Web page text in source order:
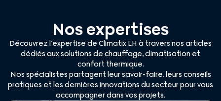
Nos expertises
Découvrez l’expertise de Climatix LH à travers nos articles
dédiés aux solutions de chauffage, climatisation et
confort thermique.
Nos spécialistes partagent leur savoir-faire, leurs conseils
pratiques et les dernières innovations du secteur pour vous
accompagner dans vos projets.